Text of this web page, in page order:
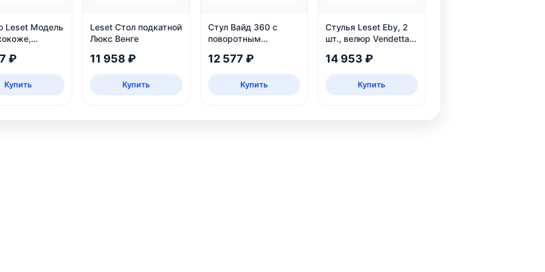
Leset Модель
и дачи
₽
Купить
Leset Стол подкатной
Люкс Венге
11 958 ₽
Купить
Стул Вайд 360 с
поворотным
каркас, велюр
12 577 ₽
Купить
Стулья Leset Eby, 2
шт., велюр Vendetta
14 953 ₽
Купить